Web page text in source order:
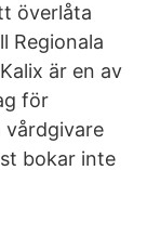
överlåta
Regionala
är en av
för
vårdgivare
bokar inte